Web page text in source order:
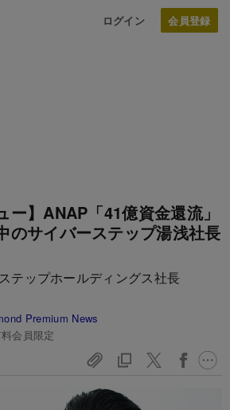
ログイン
ー】ANAP「41億資金還流」
のサイバーステップ湯浅社長
テップホールディングス社長
Premium News
会員限定